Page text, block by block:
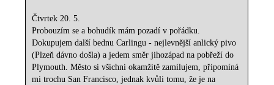
Čtvrtek 20. 5.
Probouzím se a bohudík mám pozadí v pořádku.
Dokupujem další bednu Carlingu - nejlevnější anlický pivo
(Plzeň dávno došla) a jedem směr jihozápad na pobřeží do
Plymouth. Město si všichni okamžitě zamilujem, připomíná
mi trochu San Francisco, jednak kvůli tomu, že je na